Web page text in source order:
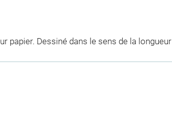
papier. Dessiné dans le sens de la longueur